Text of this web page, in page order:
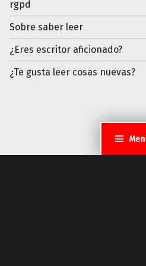
rgpd
Sobre saber leer
¿Eres escritor aficionado?
¿Te gusta leer cosas nuevas?